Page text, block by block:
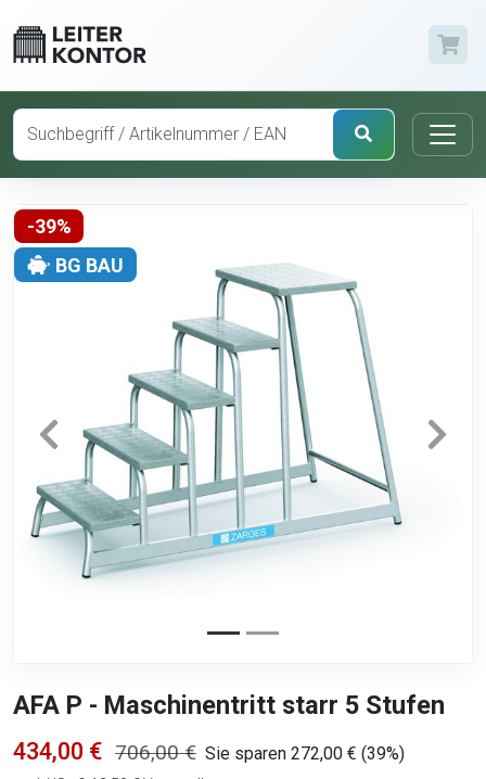
-39%
BG BAU
AFA P - Maschinentritt starr 5 Stufen
434,00 € 706,00 € Sie sparen 272,00 € (39%)